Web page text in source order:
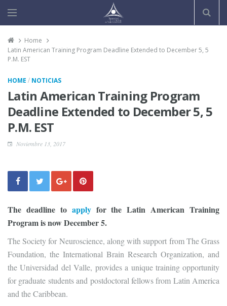
Home
Latin American Training Program Deadline Extended to December 5, 5
P.M. EST
HOME / NOTICIAS
Latin American Training Program
Deadline Extended to December 5, 5
P.M. EST
Noviembre 13, 2017
The deadline to applyfor the Latin American Training
Program is now December 5.
The Society for Neuroscience, along with support from The Grass
Foundation, the International Brain Research Organization, and
the Universidad del Valle, provides a unique training opportunity
for graduate students and postdoctoral fellows from Latin America
and the Caribbean.